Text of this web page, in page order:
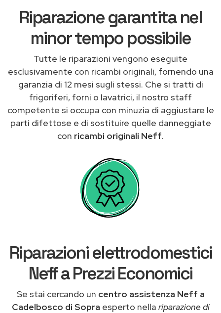
Riparazione garantita nel
minor tempo possibile
Tutte le riparazioni vengono eseguite
esclusivamente con ricambi originali, fornendo una
garanzia di 12 mesi sugli stessi. Che si tratti di
frigoriferi, forni o lavatrici, il nostro staff
competente si occupa con minuzia di aggiustare le
parti difettose e di sostituire quelle danneggiate
con ricambi originali Neff.
Riparazioni elettrodomestici
Neff a Prezzi Economici
Se stai cercando un centro assistenza Neff a
Cadelbosco di Sopra esperto nella riparazione di